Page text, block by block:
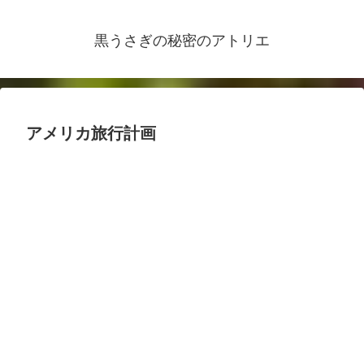
黒うさぎの秘密のアトリエ
アメリカ旅行計画